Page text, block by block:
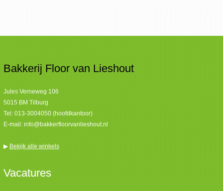
Bakkerij Floor van Lieshout
Jules Verneweg 106
5015 BM Tilburg
Tel: 013-3004050 (hoofdkantoor)
E-mail: info@bakkerfloorvanlieshout.nl
▶ Bekijk alle winkels
Vacatures